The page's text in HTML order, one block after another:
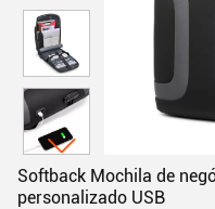
Softback Mochila de
personalizado USB